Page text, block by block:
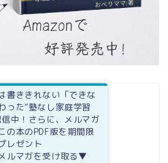
書ききれない「できな
った“塾なし家庭学習
中！さらに、メルマガ
の本のPDF版を期間限
レゼント
ルマガを受け取る▼